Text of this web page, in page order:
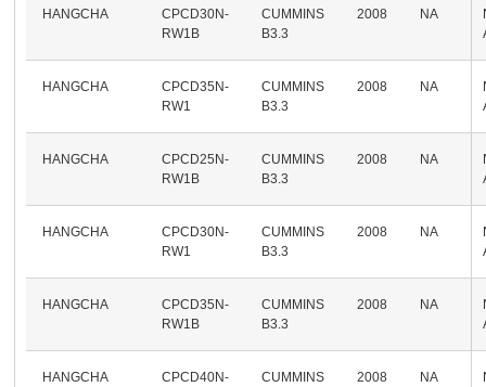
HANGCHA
CPCD30N-
RW1B
CUMMINS
B3.3
2008 NA
HANGCHA
CPCD35N-
RW1
CUMMINS
B3.3
2008 NA
HANGCHA
CPCD25N-
RW1B
CUMMINS
B3.3
2008 NA
HANGCHA
CPCD30N-
RW1
CUMMINS
B3.3
2008 NA
HANGCHA
CPCD35N-
RW1B
CUMMINS
B3.3
2008 NA
HANGCHA
CPCD40N-
CUMMINS
2008 NA